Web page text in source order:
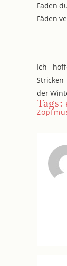
Faden
Fäden
Ich
der
Tags: